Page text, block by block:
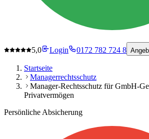
5,0 Login 0172 782 724 8
Startseite
Managerrechtsschutz
Manager-Rechtsschutz für GmbH-
Privatvermögen
Persönliche Absicherung